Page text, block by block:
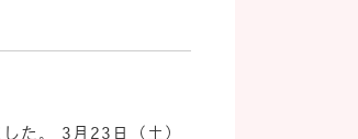
た。 3月23日（土）